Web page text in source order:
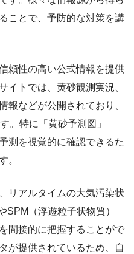
ことで、予防的な対策を講
頼性の高い公式情報を提供
イトでは、黄砂観測実況、
報などが公開されており、
。特に「黄砂予測図」
測を視覚的に確認できるた
。
リアルタイムの大気汚染状
SPM（浮遊粒子状物質）
間接的に把握することがで
が提供されているため、自